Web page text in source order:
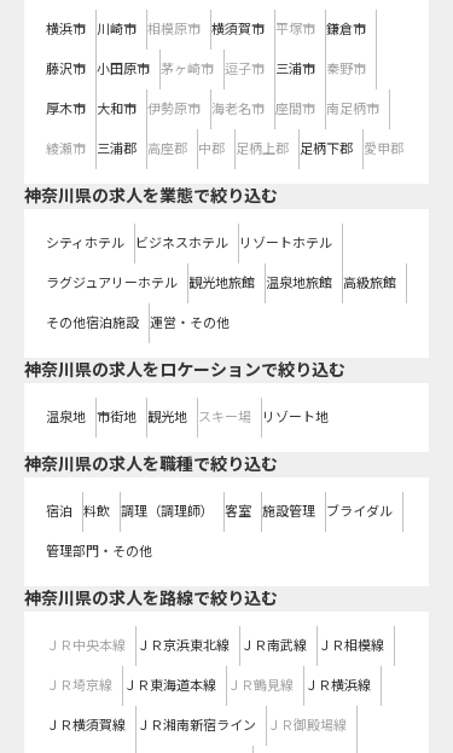
横浜市 川崎市 相模原市 横須賀市 平塚市 鎌倉市
藤沢市 小田原市 茅ヶ崎市 逗子市 三浦市 秦野市
厚木市 大和市 伊勢原市 海老名市 座間市 南足柄市
綾瀬市 三浦郡 高座郡 中郡 足柄上郡 足柄下郡 愛甲郡
神奈川県の求人を業態で絞り込む
シティホテル ビジネスホテル リゾートホテル
ラグジュアリーホテル 観光地旅館 温泉地旅館 高級旅館
その他宿泊施設 運営・その他
神奈川県の求人をロケーションで絞り込む
温泉地 市街地 観光地 スキー場 リゾート地
神奈川県の求人を職種で絞り込む
宿泊 料飲 調理（調理師） 客室 施設管理 ブライダル
管理部門・その他
神奈川県の求人を路線で絞り込む
ＪＲ中央本線 ＪＲ京浜東北線 ＪＲ南武線 ＪＲ相模線
ＪＲ埼京線 ＪＲ東海道本線 ＪＲ鶴見線 ＪＲ横浜線
ＪＲ横須賀線 ＪＲ湘南新宿ライン ＪＲ御殿場線